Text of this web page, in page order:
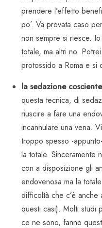
prendere l’effetto
po’. Va provata caso
non sempre si riesce.
totale, ma altri no.
protossido a Roma e si
la sedazione
questa tecnica, di
riuscire a fare una
incannulare una vena.
troppo spesso -
la totale. Sinceramente
con a disposizione gli
endovenosa ma la
difficoltà che c’è anche
questi casi). Molti studi
ce ne sono, fanno